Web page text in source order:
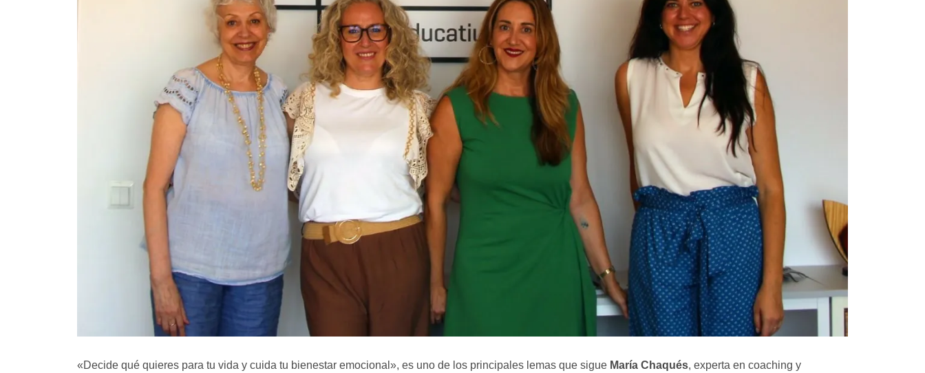
«Decide qué quieres para tu vida y cuida tu bienestar emocional», es uno de los principales lemas que sigue María Chaqués, experta en coaching y